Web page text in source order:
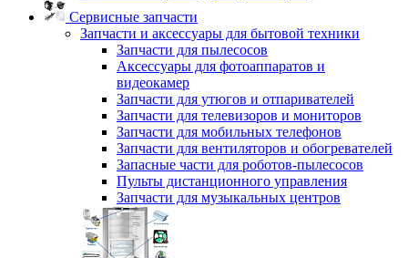
Сервисные запчасти
Запчасти и аксессуары для бытовой техники
Запчасти для пылесосов
Аксессуары для фотоаппаратов и
видеокамер
Запчасти для утюгов и отпаривателей
Запчасти для телевизоров и мониторов
Запчасти для мобильных телефонов
Запчасти для вентиляторов и обогревателей
Запасные части для роботов-пылесосов
Пульты дистанционного управления
Запчасти для музыкальных центров